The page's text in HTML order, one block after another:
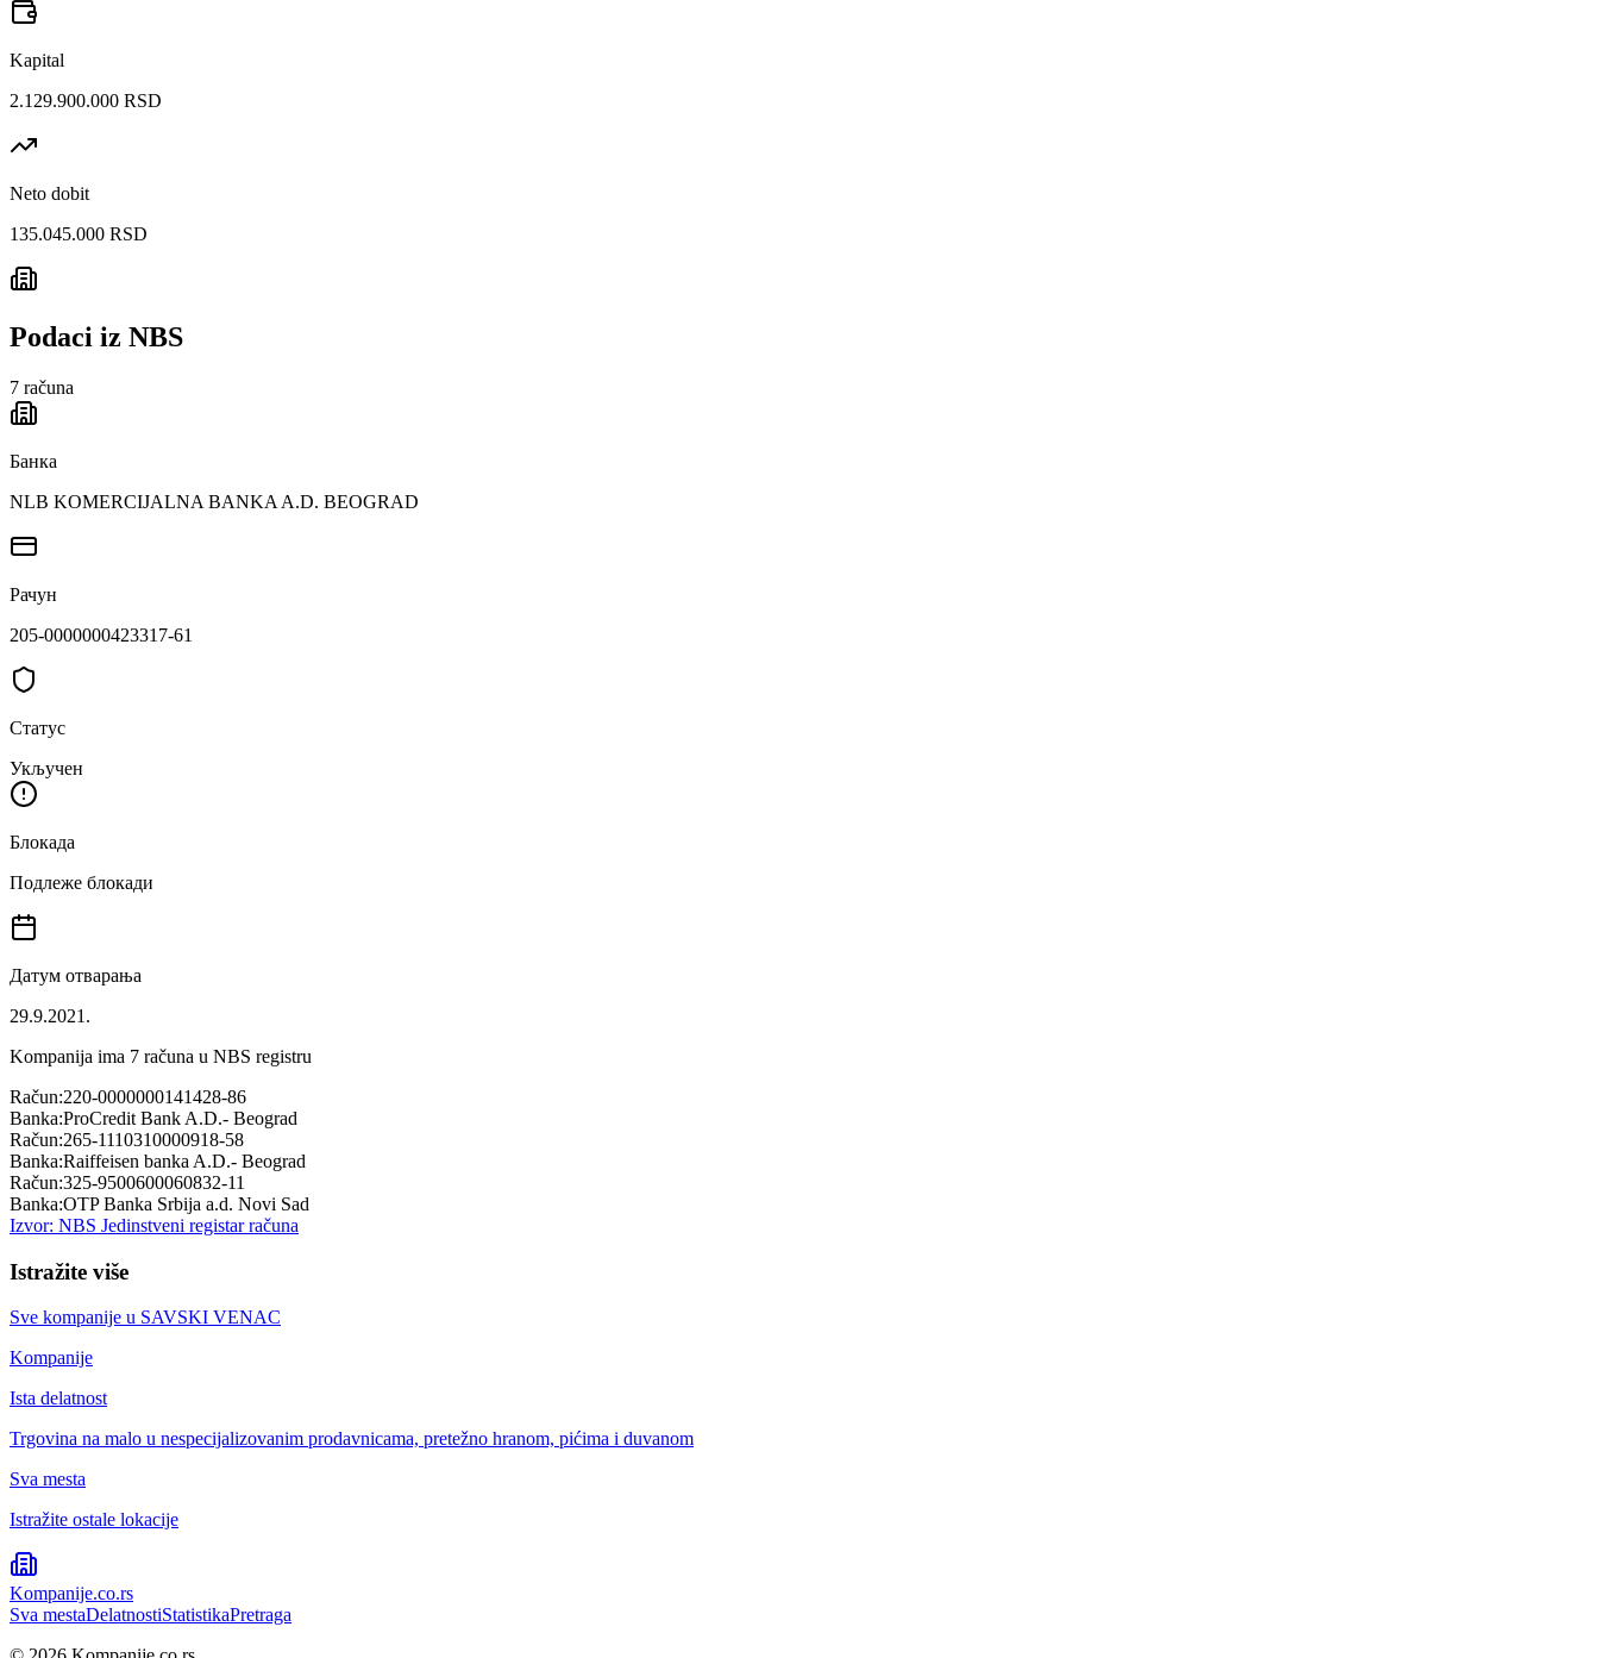
Kapital
2.129.900.000 RSD
Neto dobit
135.045.000 RSD
Podaci iz NBS
7 računa
Банка
NLB KOMERCIJALNA BANKA A.D. BEOGRAD
Рачун
205-0000000423317-61
Статус
Укључен
Блокада
Подлеже блокади
Датум отварања
29.9.2021.
Kompanija ima 7 računa u NBS registru
Račun:220-0000000141428-86
Banka:ProCredit Bank A.D.- Beograd
Račun:265-1110310000918-58
Banka:Raiffeisen banka A.D.- Beograd
Račun:325-9500600060832-11
Banka:OTP Banka Srbija a.d. Novi Sad
Izvor: NBS Jedinstveni registar računa
Istražite više
Sve kompanije u SAVSKI VENAC
Kompanije
Ista delatnost
Trgovina na malo u nespecijalizovanim prodavnicama, pretežno hranom, pićima i duvanom
Sva mesta
Istražite ostale lokacije
Kompanije.co.rs
Sva mestaDelatnostiStatistikaPretraga